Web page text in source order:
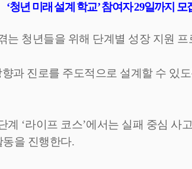
‘청년 미래 설계 학교’참여자29일까지 모
청년들을 위해 단계별 성장 지원 프
과 진로를 주도적으로 설계할 수 있
계 ‘라이프 코스’에서는 실패 중심 사
동을 진행한다.